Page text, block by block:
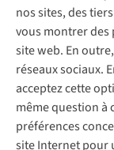
nos sites, des
vous montrer des
site web. En
réseaux sociaux.
acceptez cette
même question à
préférences
site Internet pour
Retouches
Pour les entreprises